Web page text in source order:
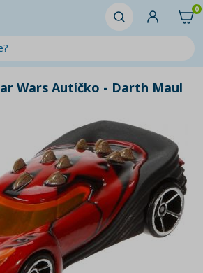
0
Wars Autíčko - Darth Maul